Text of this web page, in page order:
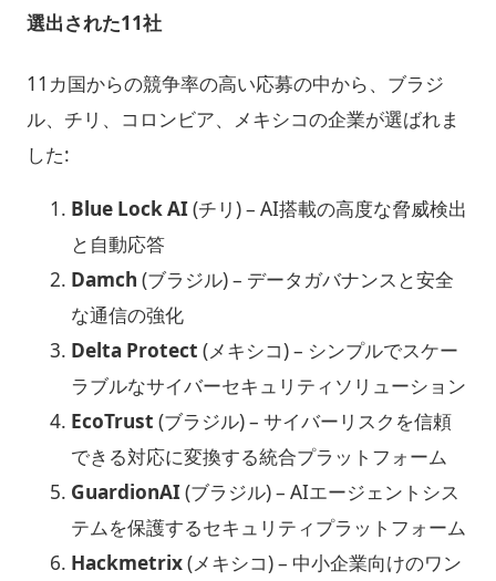
選出された11社
11カ国からの競争率の高い応募の中から、ブラジ
ル、チリ、コロンビア、メキシコの企業が選ばれま
した:
Blue Lock AI(チリ) – AI搭載の高度な脅威検出
と自動応答
Damch (ブラジル) – データガバナンスと安全
な通信の強化
Delta Protect (メキシコ) – シンプルでスケー
ラブルなサイバーセキュリティソリューション
EcoTrust (ブラジル) – サイバーリスクを信頼
できる対応に変換する統合プラットフォーム
GuardionAI(ブラジル) – AIエージェントシス
テムを保護するセキュリティプラットフォーム
Hackmetrix(メキシコ) – 中小企業向けのワン